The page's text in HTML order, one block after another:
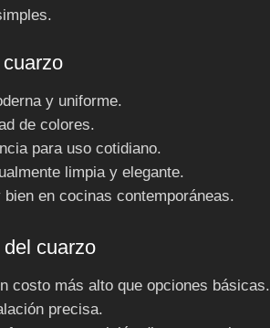
y uniforme.
de colores.
para uso cotidiano.
limpia y elegante.
bien en cocinas contemporáneas.
cuarzo
costo más alto que opciones básicas.
precisa.